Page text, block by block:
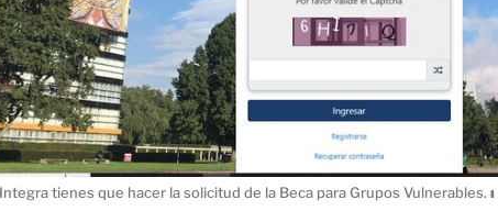
tienes que hacer la solicitud de la Beca para Grupos Vulnerables.ı